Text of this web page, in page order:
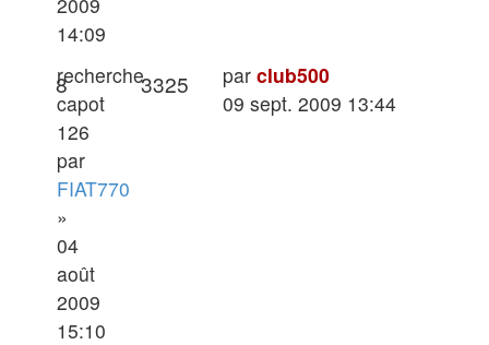
14:09
recherche
capot
126
par
FIAT770
»
04
août
2009
15:10
8Réponses3325 VuesDernier
message
par club500
09 sept. 2009 13:44